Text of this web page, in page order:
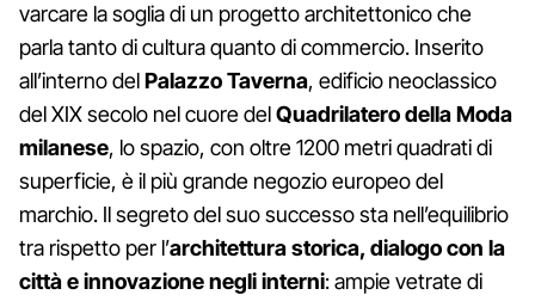
varcare la soglia di un progetto architettonico che
parla tanto di cultura quanto di commercio. Inserito
all’interno delPalazzo Taverna, edificio neoclassico
del XIX secolo nel cuore delQuadrilatero della Moda
milanese, lo spazio, con oltre 1200 metri quadrati di
superficie, è il più grande negozio europeo del
marchio. Il segreto del suo successo sta nell’equilibrio
tra rispetto per l’architettura storica, dialogo con la
città e innovazione negli interni: ampie vetrate di